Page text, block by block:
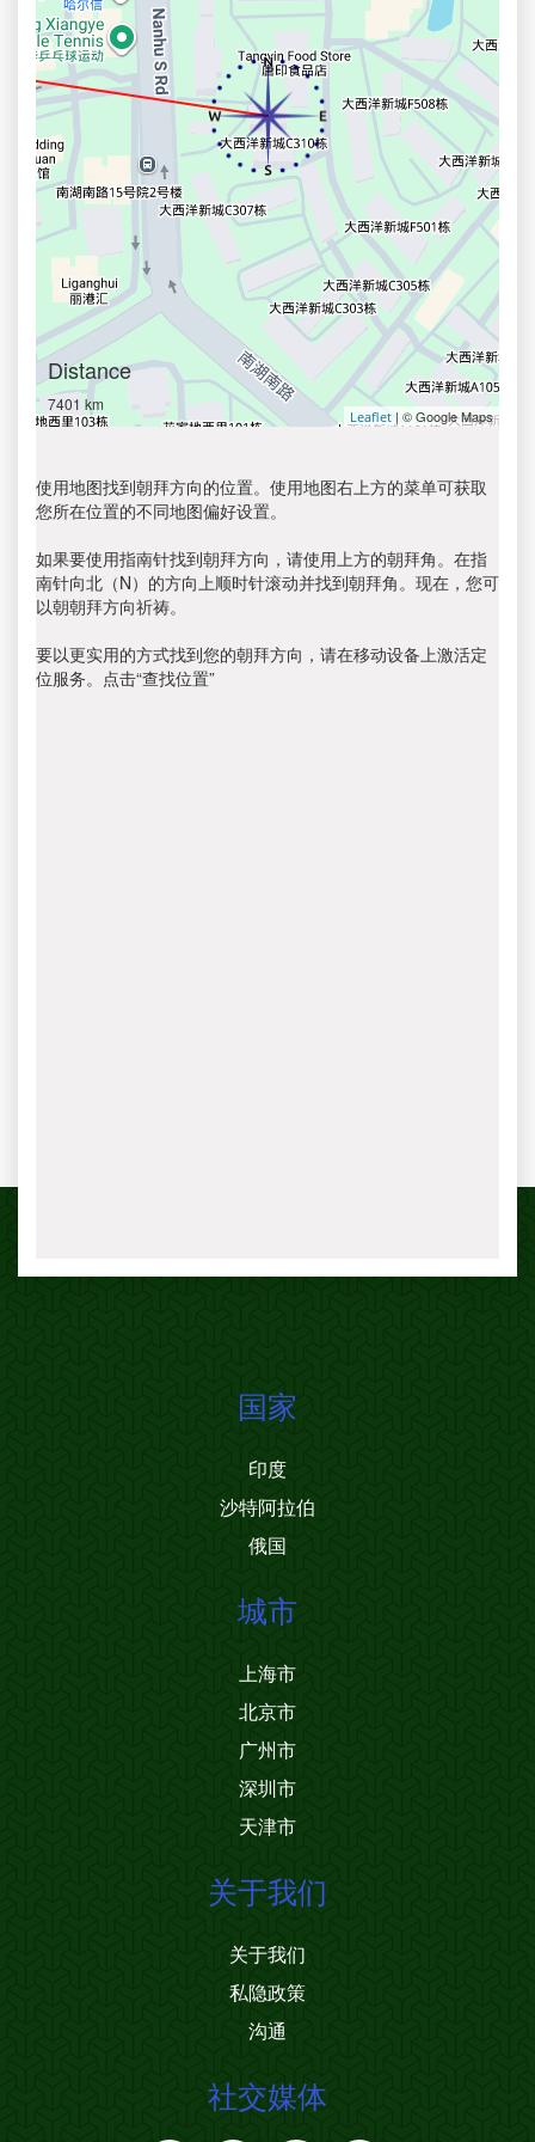
Distance
7401 km
Leaflet | © Google Maps
使用地图找到朝拜方向的位置。使用地图右上方的菜单可获取
您所在位置的不同地图偏好设置。
如果要使用指南针找到朝拜方向，请使用上方的朝拜角。在指
南针向北（N）的方向上顺时针滚动并找到朝拜角。现在，您可
以朝朝拜方向祈祷。
要以更实用的方式找到您的朝拜方向，请在移动设备上激活定
位服务。点击“查找位置”
国家
印度
沙特阿拉伯
俄国
城市
上海市
北京市
广州市
深圳市
天津市
关于我们
关于我们
私隐政策
沟通
社交媒体